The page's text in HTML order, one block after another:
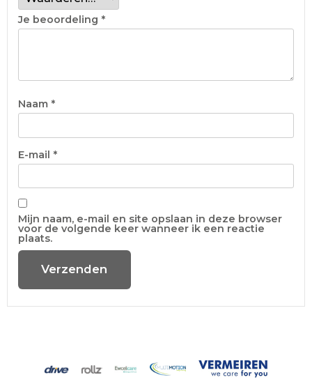
Je beoordeling *
Naam *
E-mail *
Mijn naam, e-mail en site opslaan in deze browser
voor de volgende keer wanneer ik een reactie
plaats.